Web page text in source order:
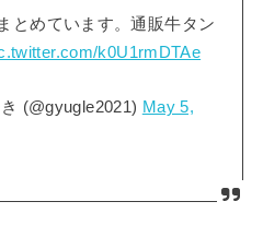
とめています。通販牛タン
k0U1rmDTAe
(@gyugle2021) May 5,